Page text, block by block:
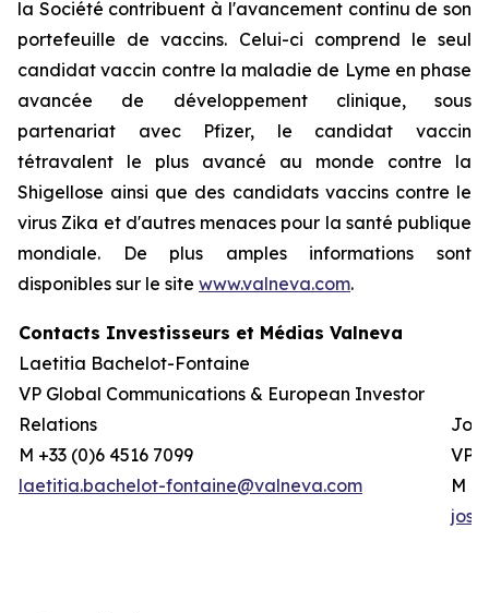
la Société contribuent à l'avancement continu de son
portefeuille de vaccins. Celui-ci comprend le seul
candidat vaccin contre la maladie de Lyme en phase
avancée de développement clinique, sous
partenariat avec Pfizer, le candidat vaccin
tétravalent le plus avancé au monde contre la
Shigellose ainsi que des candidats vaccins contre le
virus Zika et d'autres menaces pour la santé publique
mondiale. De plus amples informations sont
disponibles sur le site www.valneva.com.
Contacts Investisseurs et Médias Valneva
Laetitia Bachelot-Fontaine
VP Global Communications & European Investor
Relations
M +33 (0)6 4516 7099
laetitia.bachelot-fontaine@valneva.com
VP
M